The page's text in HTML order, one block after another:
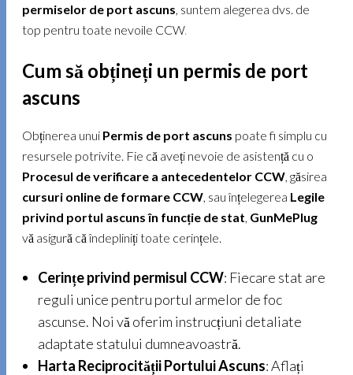
permiselor de port ascuns, suntem alegerea dvs. de
top pentru toate nevoile CCW.
Cum să obțineți un permis de port
ascuns
Obținerea unui Permis de port ascuns poate fi simplu cu
resursele potrivite. Fie că aveți nevoie de asistență cu o
Procesul de verificare a antecedentelor CCW, găsirea
cursuri online de formare CCW, sau înțelegerea Legile
privind portul ascuns în funcție de stat, GunMePlug
vă asigură că îndepliniți toate cerințele.
Cerințe privind permisul CCW: Fiecare stat are
reguli unice pentru portul armelor de foc
ascunse. Noi vă oferim instrucțiuni detaliate
adaptate statului dumneavoastră.
Harta Reciprocității Portului Ascuns: Aflați